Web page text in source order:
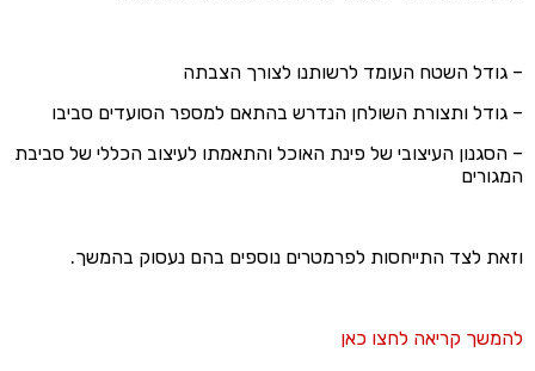
– גודל השטח העומד לרשותנו לצורך הצבתה
– גודל ותצורת השולחן הנדרש בהתאם למספר הסועדים סביבו
– הסגנון העיצובי של פינת האוכל והתאמתו לעיצוב הכללי של סביבת
המגורים
וזאת לצד התייחסות לפרמטרים נוספים בהם נעסוק בהמשך.
להמשך קריאה לחצו כאן